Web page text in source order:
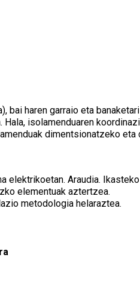
haren garraio eta
isolamenduaren
dimentsionatzeko
elektrikoetan. Araudia.
elementuak aztertzea.
metodologia helaraztea.